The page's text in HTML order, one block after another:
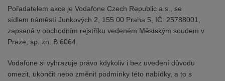
Pořadatelem akce je Vodafone Czech Republic a.s., se
sídlem náměstí Junkových 2, 155 00 Praha 5, IČ: 25788001,
zapsaná v obchodním rejstříku vedeném Městským soudem v
Praze, sp. zn. B 6064.
Vodafone si vyhrazuje právo kdykoliv i bez uvedení důvodu
omezit, ukončit nebo změnit podmínky této nabídky, a to s